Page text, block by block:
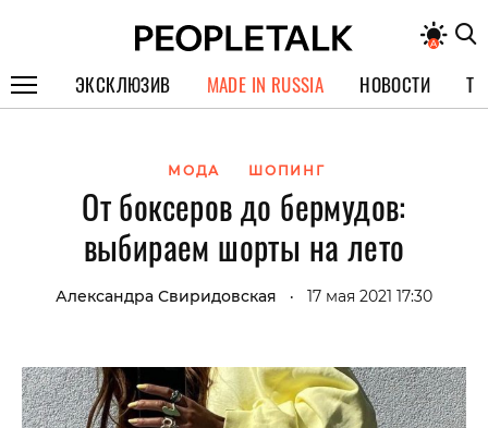
ЭКСКЛЮЗИВ
СПЕЦПРОЕКТЫ
ИНТЕРВЬЮ
ПОКОЛЕНИЕ
MADE IN RUSSIA НОВОСТИ
МОДА ШОПИНГ
От боксеров до бермудов:
выбираем шорты на лето
Александра Свиридовская • 17 мая 2021 17:30